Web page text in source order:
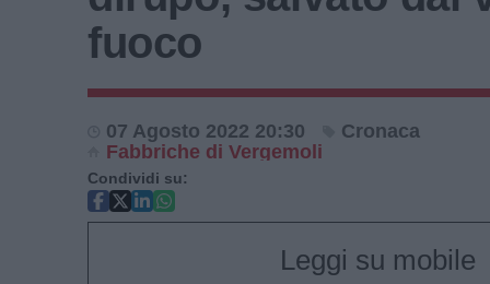
fuoco
07 Agosto 2022 20:30
Cronaca
Fabbriche di Vergemoli
Condividi su:
Leggi su mobile